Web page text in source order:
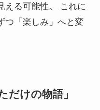
える可能性。 これに
つ「楽しみ」へと変
だけの物語」